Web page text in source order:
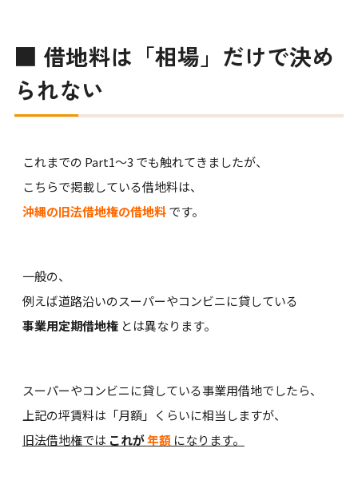
■ 借地料は「相場」だけで決め
られない
これまでの Part1～3 でも触れてきましたが、
こちらで掲載している借地料は、
沖縄の旧法借地権の借地料です。
一般の、
例えば道路沿いのスーパーやコンビニに貸している
事業用定期借地権とは異なります。
スーパーやコンビニに貸している事業用借地でしたら、
上記の坪賃料は「月額」くらいに相当しますが、
旧法借地権では これが年額 になります。